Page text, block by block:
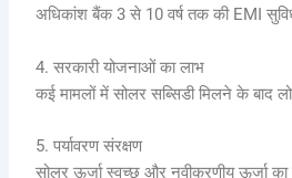
अधिकांश बैंक 3 से 10 वर्ष तक की EMI
4. सरकारी योजनाओं का लाभ
कई मामलों में सोलर सब्सिडी मिलने के बाद
5. पर्यावरण संरक्षण
सोलर ऊर्जा स्वच्छ और नवीकरणीय ऊर्जा का